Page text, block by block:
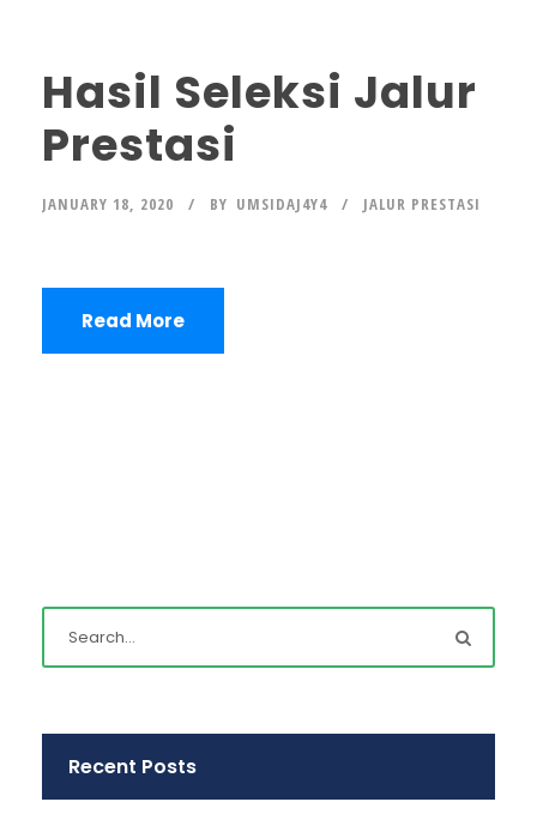
Hasil Seleksi Jalur
Prestasi
JANUARY 18, 2020 BY UMSIDAJ4Y4 JALUR PRESTASI
Read More
Recent Posts